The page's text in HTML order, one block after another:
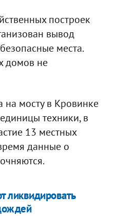
построек
вывод
места.
домов не
на мосту в Кровинке
техники, в
13 местных
данные о
ликвидировать